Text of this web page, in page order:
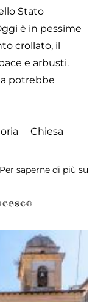
Stato
è in pessime
crollato, il
e arbusti.
potrebbe
Chiesa
Per saperne di più su